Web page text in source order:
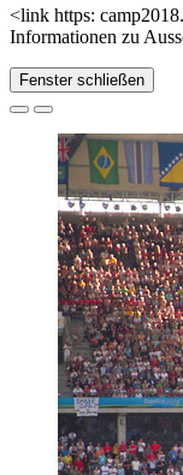
<link https:
Informationen zu
Fenster schließen